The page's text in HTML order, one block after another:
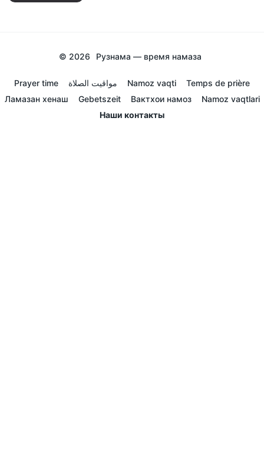
© 2026 Рузнама — время намаза
Prayer time مواقيت الصلاة Namoz vaqti
Temps de prière
Ламазан хенаш
Gebetszeit Вактхои намоз
Namoz vaqtlari
Наши контакты